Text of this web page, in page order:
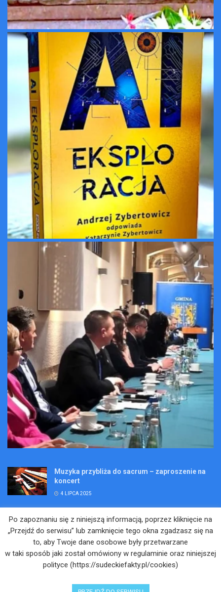
Muzyka przybliża do sacrum – zaproszenie na
koncert
4 LIPCA 2025
Kopalniane Ekspedycje
Adam Maciejczyk: „Chcemy przełamywać
bariery. Nie tylko bólu…”
Po zapoznaniu się z niniejszą informacją, poprzez kliknięcie na
„Przejdź do serwisu” lub zamknięcie tego okna zgadzasz się na
to, aby Twoje dane osobowe były przetwarzane
w taki sposób jaki został omówiony w regulaminie oraz niniejszej
polityce (https://sudeckiefakty.pl/cookies)